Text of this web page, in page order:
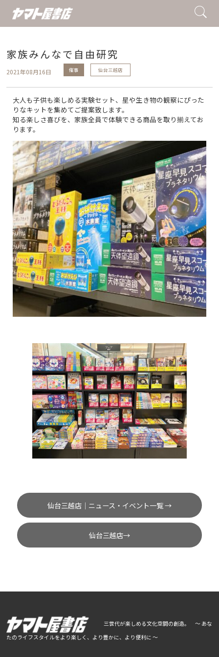
家族みんなで自由研究
2021年08月16日 催事 仙台三越店
大人も子供も楽しめる実験セット、星や生き物の観察にぴった
りなキットを集めてご提案致します。
知る楽しさ喜びを、家族全員で体験できる商品を取り揃えてお
ります。
仙台三越店｜ニュース・イベント一覧 →
仙台三越店→
三世代が楽しめる文化空間の創造。 ～ あな
たのライフスタイルをより楽しく、より豊かに、より便利に ～